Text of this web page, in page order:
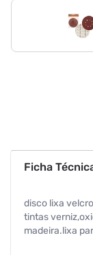
Ficha
disco lixa
tintas
madeira.lixa